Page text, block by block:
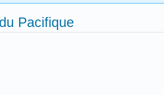
Pacifique